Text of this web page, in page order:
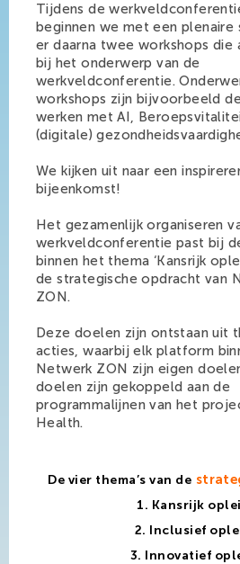
Tijdens de
beginnen we met een plenaire
er daarna twee workshops die
bij het onderwerp van de
werkveldconferentie.
workshops zijn bijvoorbeeld
werken met AI,
(digitale)
We kijken uit naar een
bijeenkomst!
Het gezamenlijk organiseren
werkveldconferentie past bij
binnen het thema ‘Kansrijk
de strategische opdracht van
ZON.
Deze doelen zijn ontstaan uit
acties, waarbij elk platform
Netwerk ZON zijn eigen
doelen zijn gekoppeld aan de
programmalijnen van het
Health.
De vier thema’s van de
1. Kansrijk
2. Inclusief
3. Innovatief